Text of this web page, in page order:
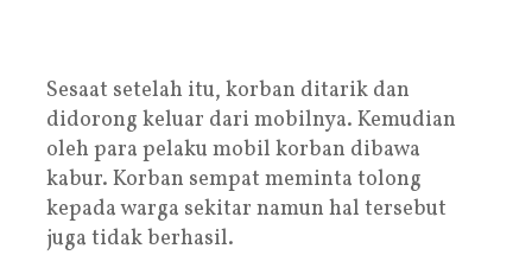
Sesaat setelah itu, korban ditarik dan
didorong keluar dari mobilnya. Kemudian
oleh para pelaku mobil korban dibawa
kabur. Korban sempat meminta tolong
kepada warga sekitar namun hal tersebut
juga tidak berhasil.